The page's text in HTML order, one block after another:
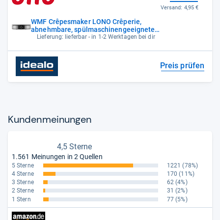
WMF Crêpesmaker LONO Crêperie,
abnehmbare, spülmaschinengeeignete
Platte,
Lieferung: lieferbar - in 1-2 Werktagen bei dir
Versand: 4,95 €
Preis prüfen
Kun­den­mei­nun­gen
4,5 Sterne
1.561 Meinungen in 2 Quellen
5 Sterne 1221 (78%)
4 Sterne
170 (11%)
3 Sterne
62 (4%)
2 Sterne
31 (2%)
1 Stern
77 (5%)